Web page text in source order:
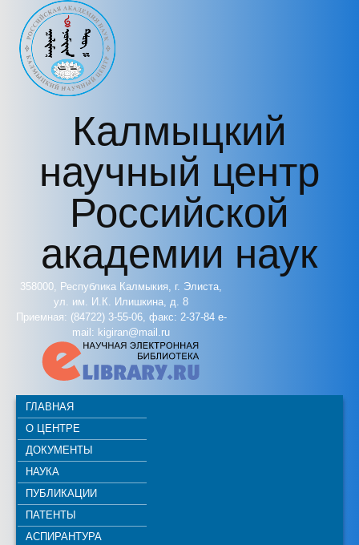
Перейти к основному содержанию
Калмыцкий
научный центр
Российской
академии наук
358000, Республика Калмыкия, г. Элиста,
ул. им. И.К. Илишкина, д. 8
Приемная: (84722) 3-55-06, факс: 2-37-84 e-
mail: kigiran@mail.ru
ГЛАВНАЯ
О ЦЕНТРЕ
ДОКУМЕНТЫ
НАУКА
ПУБЛИКАЦИИ
ПАТЕНТЫ
АСПИРАНТУРА